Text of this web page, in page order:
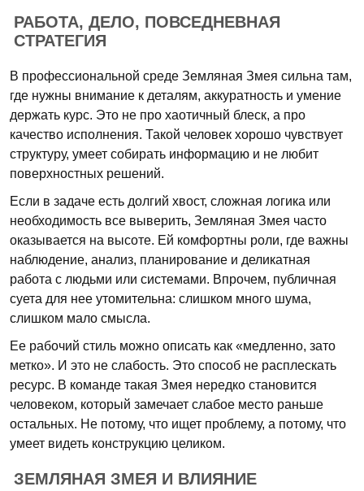
РАБОТА, ДЕЛО, ПОВСЕДНЕВНАЯ
СТРАТЕГИЯ
В профессиональной среде Земляная Змея сильна там,
где нужны внимание к деталям, аккуратность и умение
держать курс. Это не про хаотичный блеск, а про
качество исполнения. Такой человек хорошо чувствует
структуру, умеет собирать информацию и не любит
поверхностных решений.
Если в задаче есть долгий хвост, сложная логика или
необходимость все выверить, Земляная Змея часто
оказывается на высоте. Ей комфортны роли, где важны
наблюдение, анализ, планирование и деликатная
работа с людьми или системами. Впрочем, публичная
суета для нее утомительна: слишком много шума,
слишком мало смысла.
Ее рабочий стиль можно описать как «медленно, зато
метко». И это не слабость. Это способ не расплескать
ресурс. В команде такая Змея нередко становится
человеком, который замечает слабое место раньше
остальных. Не потому, что ищет проблему, а потому, что
умеет видеть конструкцию целиком.
ЗЕМЛЯНАЯ ЗМЕЯ И ВЛИЯНИЕ